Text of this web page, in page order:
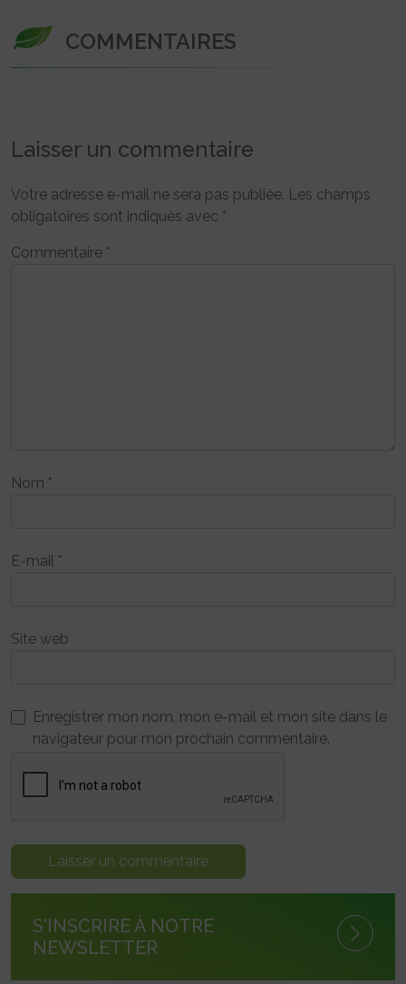
COMMENTAIRES
Laisser un commentaire
Votre adresse e-mail ne sera pas publiée. Les champs
obligatoires sont indiqués avec *
Commentaire *
Nom *
E-mail *
Site web
Enregistrer mon nom, mon e-mail et mon site dans le
navigateur pour mon prochain commentaire.
S'INSCRIRE À NOTRE
NEWSLETTER